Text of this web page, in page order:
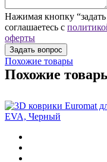
Нажимая кнопку
соглашаетесь с
оферты
Похожие товары
Похожие